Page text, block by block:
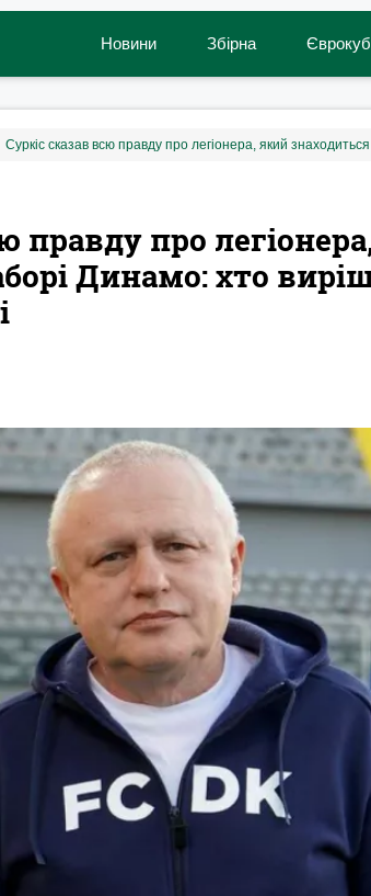
Новини Збірна
правду про
Динамо: хто